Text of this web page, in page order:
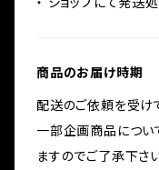
商品のお届け時期
配送のご依頼を受け
一部企画商品につい
ますのでご了承下さい